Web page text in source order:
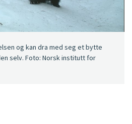
og kan dra med seg et bytte
selv. Foto: Norsk institutt for